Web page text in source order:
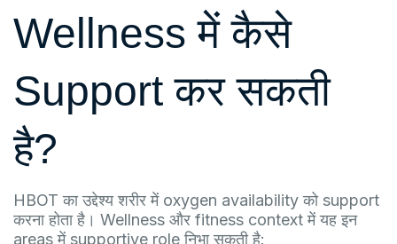
Wellness में कैसे
Support कर सकती
है?
HBOT का उद्देश्य शरीर में oxygen availability को support
करना होता है। Wellness और fitness context में यह इन
areas में supportive role निभा सकती है: